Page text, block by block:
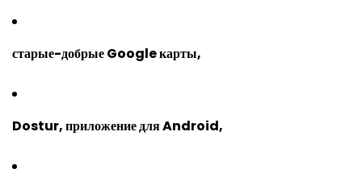
старые-добрые Google карты,
Dostur, приложение для Android,